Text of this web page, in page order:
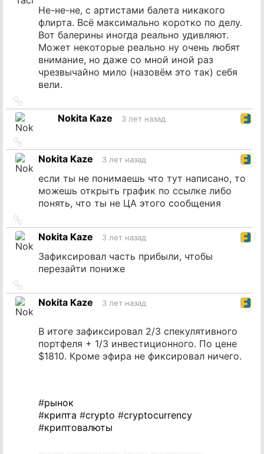
Не-не-не, с артистами балета никакого
флирта. Всё максимально коротко по делу.
Вот балерины иногда реально удивляют.
Может некоторые реально ну очень любят
внимание, но даже со мной иной раз
чрезвычайно мило (назовём это так) себя
вели.
на
источникNokita Kaze 3 лет назад
на
источник
Nokita Kaze 3 лет назад
если ты не понимаешь что тут написано, то
можешь открыть график по ссылке либо
понять, что ты не ЦА этого сообщения
на
источник
Nokita Kaze 3 лет назад
Зафиксировал часть прибыли, чтобы
перезайти пониже
на
источник
Nokita Kaze 3 лет назад
В итоге зафиксировал 2/3 спекулятивного
портфеля + 1/3 инвестиционного. По цене
$1810. Кроме эфира не фиксировал ничего.
#рынок
#крипта #crypto #cryptocurrency
#криптовалюты